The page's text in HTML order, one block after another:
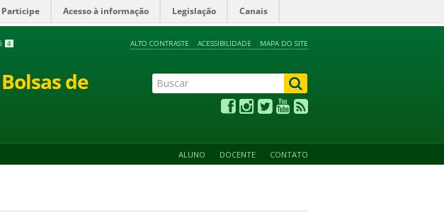
Participe Acesso à informação Legislação Canais
4 ALTO CONTRASTE ACESSIBILIDADE MAPA DO SITE
de
ALUNO DOCENTE CONTATO